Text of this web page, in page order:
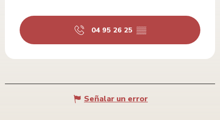
04 95 26 25 ▒▒
Señalar un error